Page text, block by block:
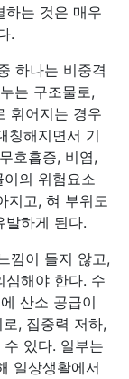
하는 것은 매우
.
하나는 비중격
는 구조물로,
휘어지는 경우
칭해지면서 기
호흡증, 비염,
의 위험요소
지고, 혀 부위도
발하게 된다.
낌이 들지 않고,
심해야 한다. 수
산소 공급이
, 집중력 저하,
있다. 일부는
일상생활에서